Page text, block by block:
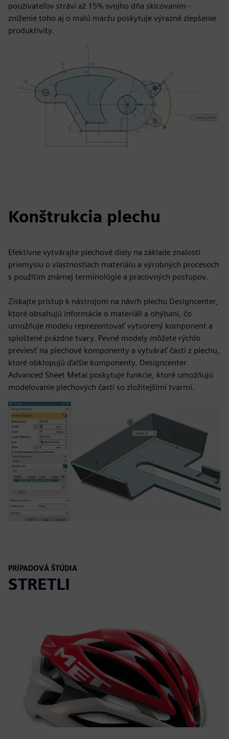
používateľov strávi až 15% svojho dňa skicovaním -
zníženie toho aj o malú maržu poskytuje výrazné zlepšenie
produktivity.
Konštrukcia plechu
Efektívne vytvárajte plechové diely na základe znalostí
priemyslu o vlastnostiach materiálu a výrobných procesoch
s použitím známej terminológie a pracovných postupov.
Získajte prístup k nástrojom na návrh plechu Designcenter,
ktoré obsahujú informácie o materiáli a ohýbaní, čo
umožňuje modelu reprezentovať vytvorený komponent a
sploštené prázdne tvary. Pevné modely môžete rýchlo
previesť na plechové komponenty a vytvárať časti z plechu,
ktoré obklopujú ďalšie komponenty. Designcenter
Advanced Sheet Metal poskytuje funkcie, ktoré umožňujú
modelovanie plechových častí so zložitejšími tvarmi.
PRÍPADOVÁ ŠTÚDIA
STRETLI